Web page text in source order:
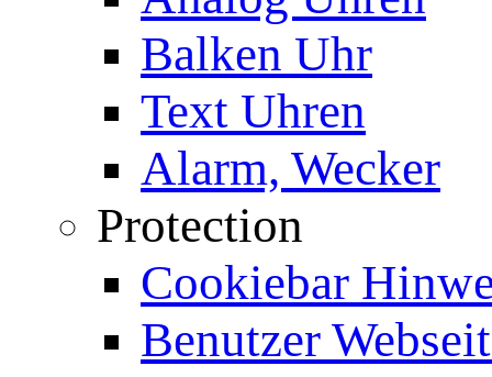
Balken Uhr
Text Uhren
Alarm, Wecker
Protection
Cookiebar
Benutzer